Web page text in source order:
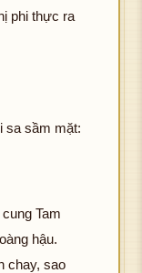
phi thực ra
sa sầm mặt:
Tam
hậu.
chay, sao